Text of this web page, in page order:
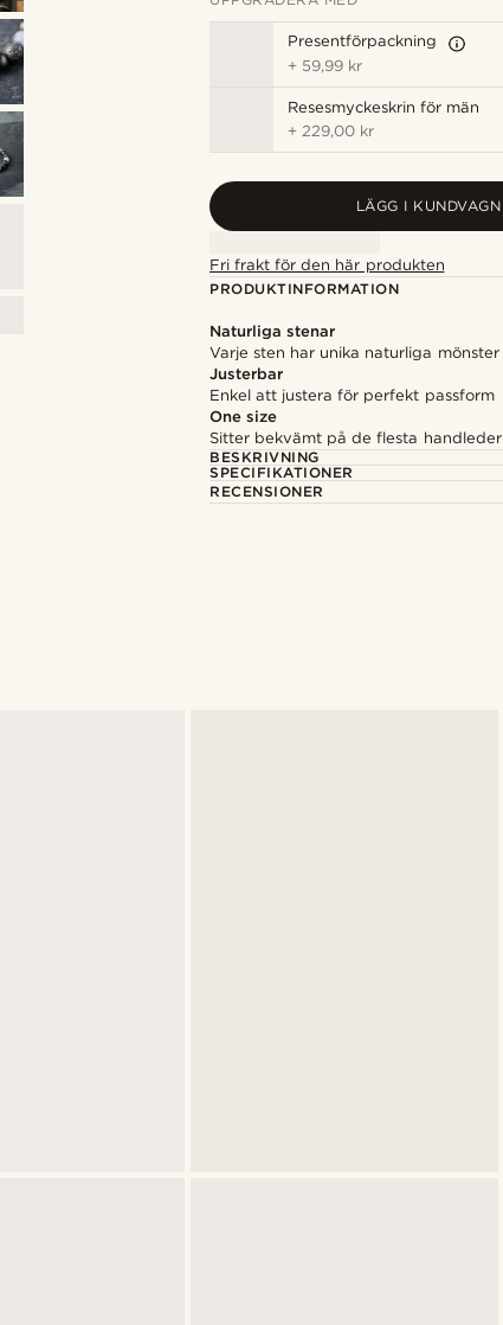
Presentförpackning
+ 59,99 kr
Resesmyckeskrin för män
+ 229,00 kr
LÄGG I KUNDVAGN
Fri frakt för den här produkten
PRODUKTINFORMATION
Naturliga stenar
Varje sten har unika naturliga mönster
Justerbar
Enkel att justera för perfekt passform
One size
Sitter bekvämt på de flesta handleder
BESKRIVNING
SPECIFIKATIONER
RECENSIONER